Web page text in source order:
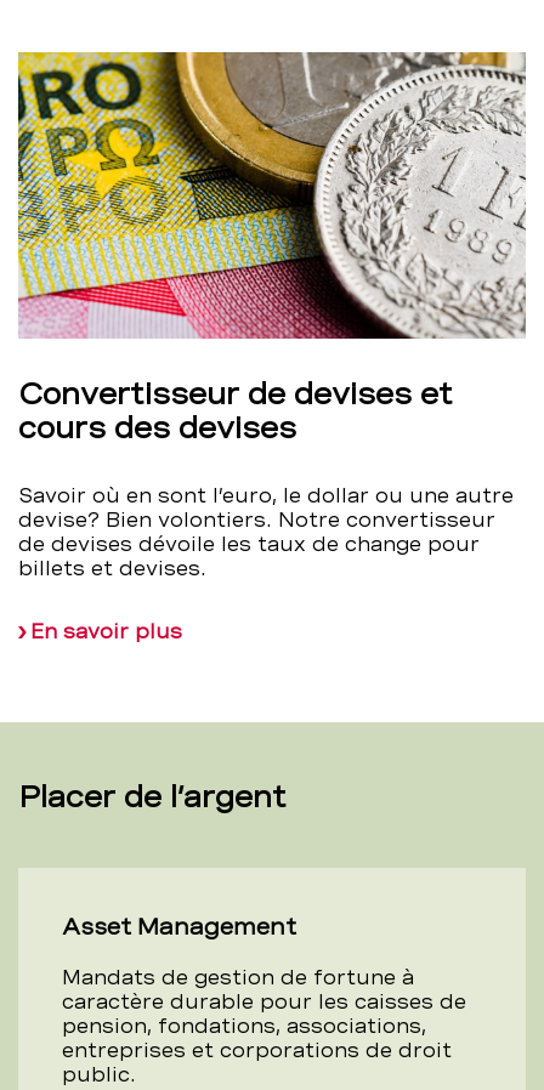
Convertisseur de devises et
cours des devises
Savoir où en sont l’euro, le dollar ou une autre
devise? Bien volontiers. Notre convertisseur
de devises dévoile les taux de change pour
billets et devises.
En savoir plus
Placer de l’argent
Asset Management
Mandats de gestion de fortune à
caractère durable pour les caisses de
pension, fondations, associations,
entreprises et corporations de droit
public.